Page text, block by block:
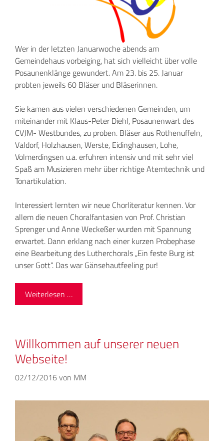
Wer in der letzten Januarwoche abends am
Gemeindehaus vorbeiging, hat sich vielleicht über volle
Posaunenklänge gewundert. Am 23. bis 25. Januar
probten jeweils 60 Bläser und Bläserinnen.
Sie kamen aus vielen verschiedenen Gemeinden, um
miteinander mit Klaus-Peter Diehl, Posaunenwart des
CVJM- Westbundes, zu proben. Bläser aus Rothenuffeln,
Valdorf, Holzhausen, Werste, Eidinghausen, Lohe,
Volmerdingsen u.a. erfuhren intensiv und mit sehr viel
Spaß am Musizieren mehr über richtige Atemtechnik und
Tonartikulation.
Interessiert lernten wir neue Chorliteratur kennen. Vor
allem die neuen Choralfantasien von Prof. Christian
Sprenger und Anne Weckeßer wurden mit Spannung
erwartet. Dann erklang nach einer kurzen Probephase
eine Bearbeitung des Lutherchorals „Ein feste Burg ist
unser Gott“. Das war Gänsehautfeeling pur!
Weiterlesen …
Willkommen auf unserer neuen
Webseite!
02/12/2016von MM